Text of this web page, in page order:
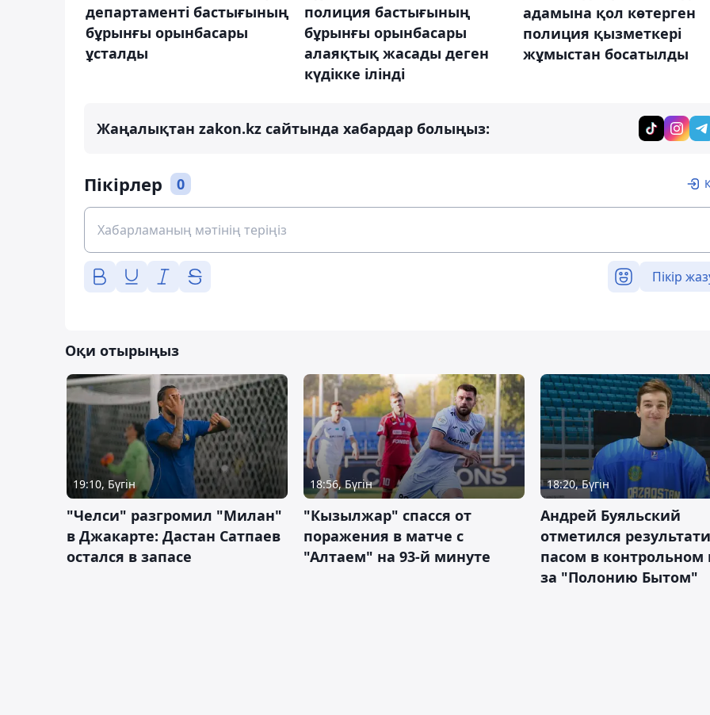
департаменті бастығының
бұрынғы орынбасары
ұсталды
полиция бастығының
бұрынғы орынбасары
алаяқтық жасады деген
күдікке ілінді
адамына қол көтерген
полиция қызметкері
жұмыстан босатылды
Жаңалықтан zakon.kz сайтында хабардар болыңыз:
Пікірлер 0
Пікір
Оқи отырыңыз
19:10, Бүгін
"Челси" разгромил "Милан"
в Джакарте: Дастан Сатпаев
остался в запасе
18:56, Бүгін
"Кызылжар" спасся от
поражения в матче с
"Алтаем" на 93-й минуте
18:20, Бүгін
Андрей Буяльский
отметился
пасом в контрольном
за "Полонию Бытом"